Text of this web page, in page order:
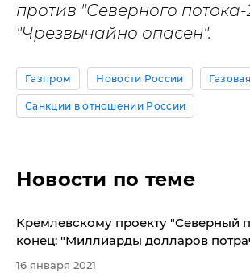
против "Северного потока-
"Чрезвычайно опасен".
Газпром Новости России
Санкции в отношении России
Новости по теме
Кремлевскому проекту "Северный
конец: "Миллиарды долларов
16 января 2021